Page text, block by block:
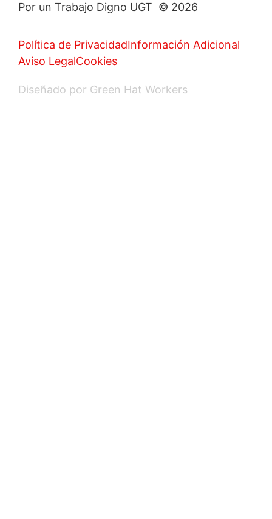
Por un Trabajo Digno UGT © 2026
Política de PrivacidadInformación Adicional
Aviso LegalCookies
Diseñado por Green Hat Workers